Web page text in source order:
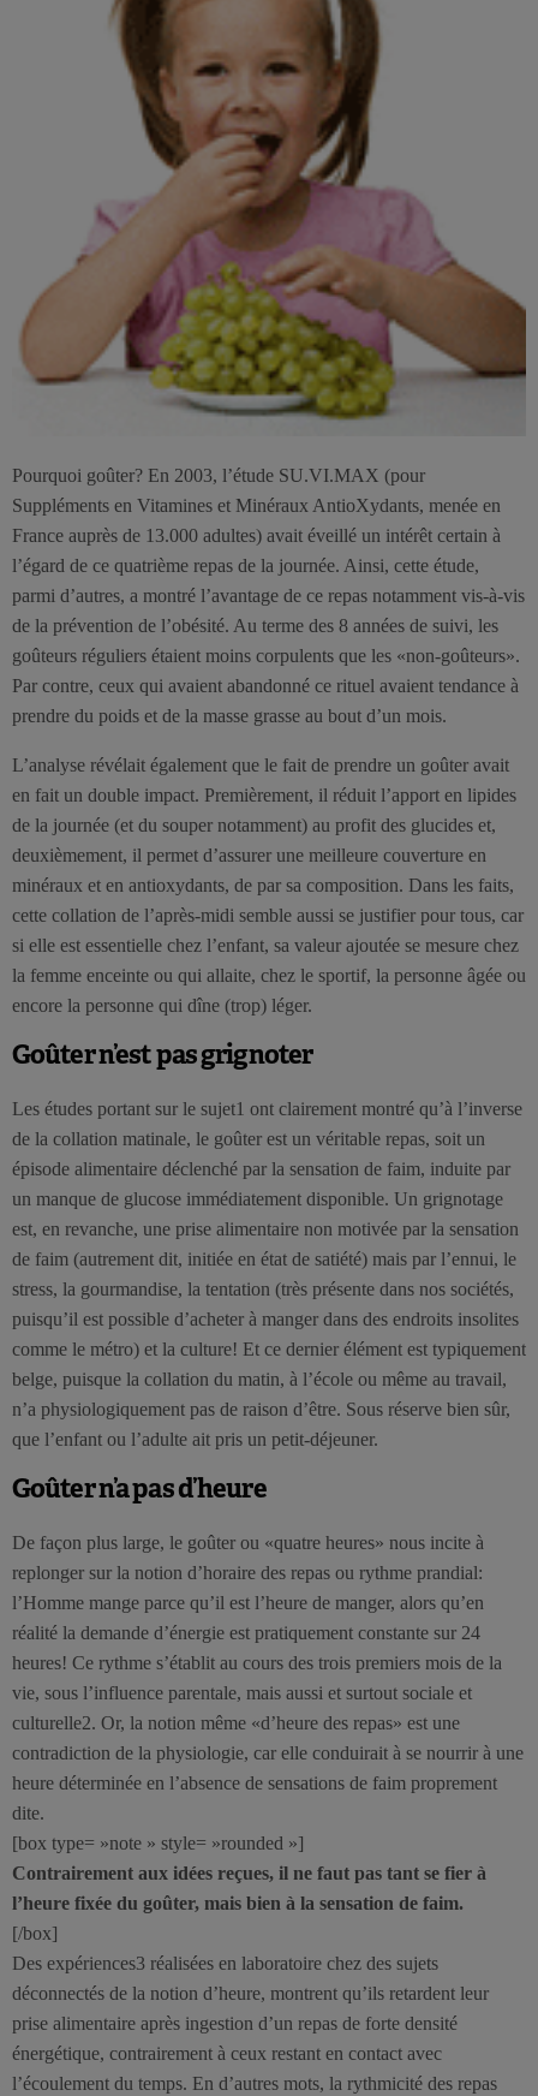
Pourquoi goûter? En 2003, l’étude SU.VI.MAX (pour
Suppléments en Vitamines et Minéraux AntioXydants, menée en
France auprès de 13.000 adultes) avait éveillé un intérêt certain à
l’égard de ce quatrième repas de la journée. Ainsi, cette étude,
parmi d’autres, a montré l’avantage de ce repas notamment vis-à-vis
de la prévention de l’obésité. Au terme des 8 années de suivi, les
goûteurs réguliers étaient moins corpulents que les «non-goûteurs».
Par contre, ceux qui avaient abandonné ce rituel avaient tendance à
prendre du poids et de la masse grasse au bout d’un mois.
L’analyse révélait également que le fait de prendre un goûter avait
en fait un double impact. Premièrement, il réduit l’apport en lipides
de la journée (et du souper notamment) au profit des glucides et,
deuxièmement, il permet d’assurer une meilleure couverture en
minéraux et en antioxydants, de par sa composition. Dans les faits,
cette collation de l’après-midi semble aussi se justifier pour tous, car
si elle est essentielle chez l’enfant, sa valeur ajoutée se mesure chez
la femme enceinte ou qui allaite, chez le sportif, la personne âgée ou
encore la personne qui dîne (trop) léger.
Goûter n’est pas grignoter
Les études portant sur le sujet1 ont clairement montré qu’à l’inverse
de la collation matinale, le goûter est un véritable repas, soit un
épisode alimentaire déclenché par la sensation de faim, induite par
un manque de glucose immédiatement disponible. Un grignotage
est, en revanche, une prise alimentaire non motivée par la sensation
de faim (autrement dit, initiée en état de satiété) mais par l’ennui, le
stress, la gourmandise, la tentation (très présente dans nos sociétés,
puisqu’il est possible d’acheter à manger dans des endroits insolites
comme le métro) et la culture! Et ce dernier élément est typiquement
belge, puisque la collation du matin, à l’école ou même au travail,
n’a physiologiquement pas de raison d’être. Sous réserve bien sûr,
que l’enfant ou l’adulte ait pris un petit-déjeuner.
Goûter n’a pas d’heure
De façon plus large, le goûter ou «quatre heures» nous incite à
replonger sur la notion d’horaire des repas ou rythme prandial:
l’Homme mange parce qu’il est l’heure de manger, alors qu’en
réalité la demande d’énergie est pratiquement constante sur 24
heures! Ce rythme s’établit au cours des trois premiers mois de la
vie, sous l’influence parentale, mais aussi et surtout sociale et
culturelle2. Or, la notion même «d’heure des repas» est une
contradiction de la physiologie, car elle conduirait à se nourrir à une
heure déterminée en l’absence de sensations de faim proprement
dite.
[box type= »note » style= »rounded »]
Contrairement aux idées reçues, il ne faut pas tant se fier à
l’heure fixée du goûter, mais bien à la sensation de faim.
[/box]
Des expériences3 réalisées en laboratoire chez des sujets
déconnectés de la notion d’heure, montrent qu’ils retardent leur
prise alimentaire après ingestion d’un repas de forte densité
énergétique, contrairement à ceux restant en contact avec
l’écoulement du temps. En d’autres mots, la rythmicité des repas